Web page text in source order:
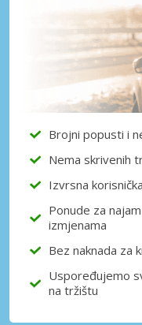
Brojni popusti i
Nema skrivenih
Izvrsna
Ponude za
izmjenama
Bez naknada za
Uspoređujemo
na tržištu